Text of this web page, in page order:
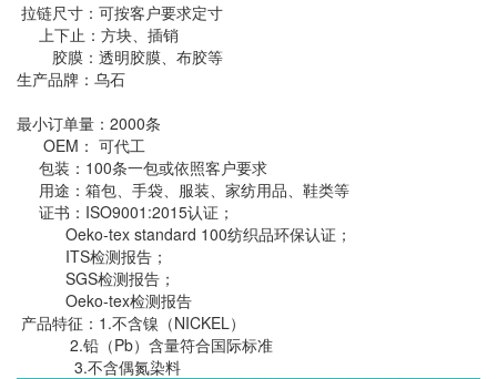
拉链尺寸：可按客户要求定寸
上下止：方块、插销
胶膜：透明胶膜、布胶等
生产品牌：乌石
最小订单量：2000条
OEM： 可代工
包装：100条一包或依照客户要求
用途：箱包、手袋、服装、家纺用品、鞋类等
证书：ISO9001:2015认证；
Oeko-tex standard 100纺织品环保认证；
ITS检测报告；
SGS检测报告；
Oeko-tex检测报告
产品特征：1.不含镍（NICKEL）
2.铅（Pb）含量符合国际标准
3.不含偶氮染料